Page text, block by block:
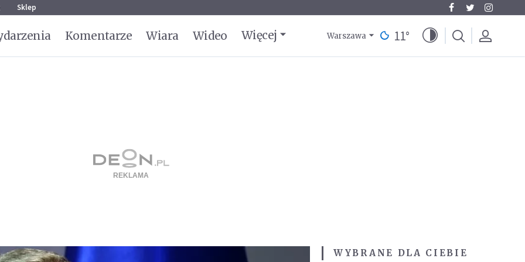
Sklep
Komentarze Wiara Wideo Więcej Warszawa 11°
WYBRANE DLA CIEBIE